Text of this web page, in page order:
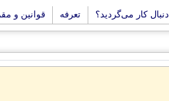
دنبال کار می‌گردید؟ تعرفه قوانین و